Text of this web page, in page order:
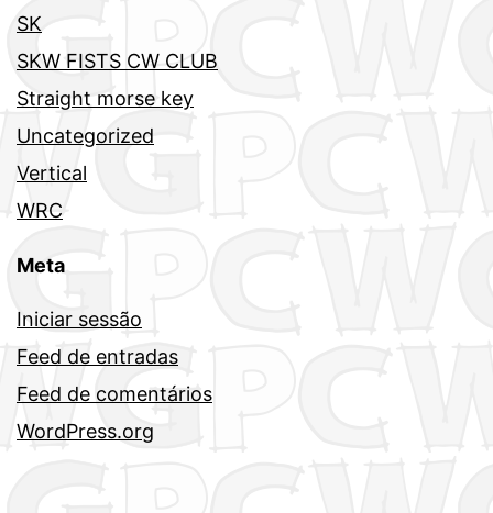
SK
SKW FISTS CW CLUB
Straight morse key
Uncategorized
Vertical
WRC
Meta
Iniciar sessão
Feed de entradas
Feed de comentários
WordPress.org